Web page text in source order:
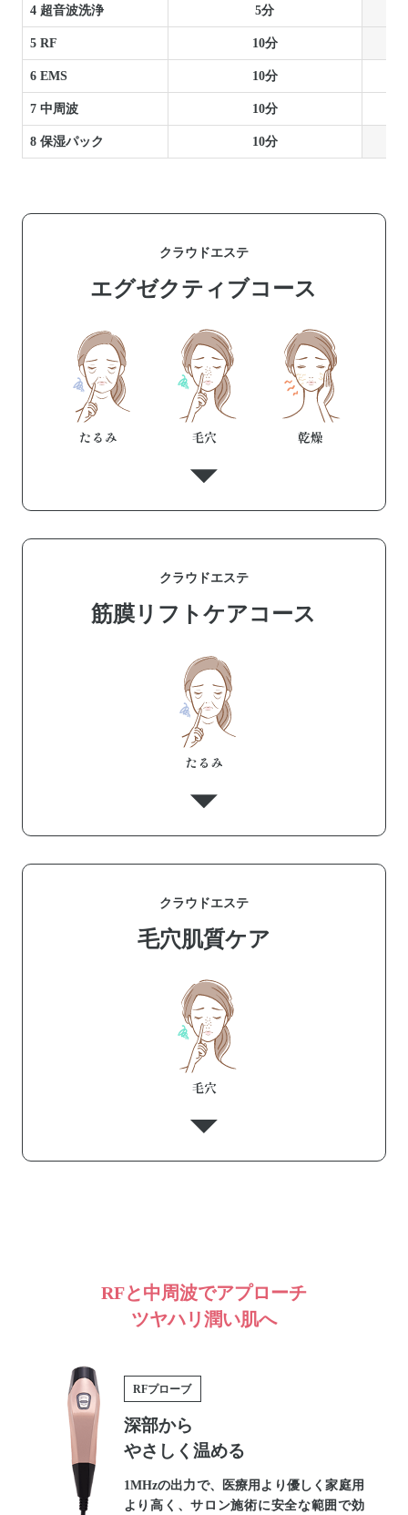
4 超音波洗浄 5分
5 RF 10分
6 EMS 10分
7 中周波 10分
8 保湿パック 10分
クラウドエステ
エグゼクティブコース
クラウドエステ
筋膜リフトケアコース
クラウドエステ
毛穴肌質ケア
RFと中周波でアプローチ
ツヤハリ潤い肌へ
RFプローブ
深部から
やさしく温める
1MHzの出力で、医療用より優しく家庭用
より高く、サロン施術に安全な範囲で効